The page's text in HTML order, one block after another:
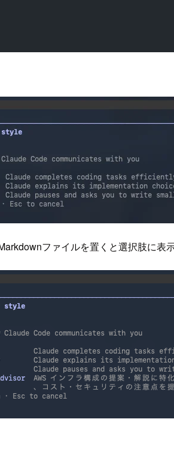
ファイルを置くと選択肢に表示